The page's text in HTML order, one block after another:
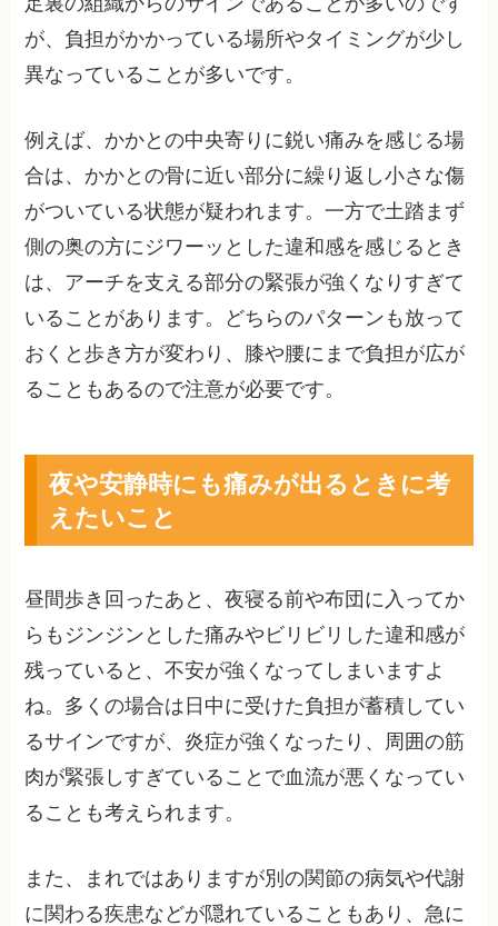
が、負担がかかっている場所やタイミングが少し
異なっていることが多いです。
例えば、かかとの中央寄りに鋭い痛みを感じる場
合は、かかとの骨に近い部分に繰り返し小さな傷
がついている状態が疑われます。一方で土踏まず
側の奥の方にジワーッとした違和感を感じるとき
は、アーチを支える部分の緊張が強くなりすぎて
いることがあります。どちらのパターンも放って
おくと歩き方が変わり、膝や腰にまで負担が広が
ることもあるので注意が必要です。
夜や安静時にも痛みが出るときに考
えたいこと
昼間歩き回ったあと、夜寝る前や布団に入ってか
らもジンジンとした痛みやビリビリした違和感が
残っていると、不安が強くなってしまいますよ
ね。多くの場合は日中に受けた負担が蓄積してい
るサインですが、炎症が強くなったり、周囲の筋
肉が緊張しすぎていることで血流が悪くなってい
ることも考えられます。
また、まれではありますが別の関節の病気や代謝
に関わる疾患などが隠れていることもあり、急に